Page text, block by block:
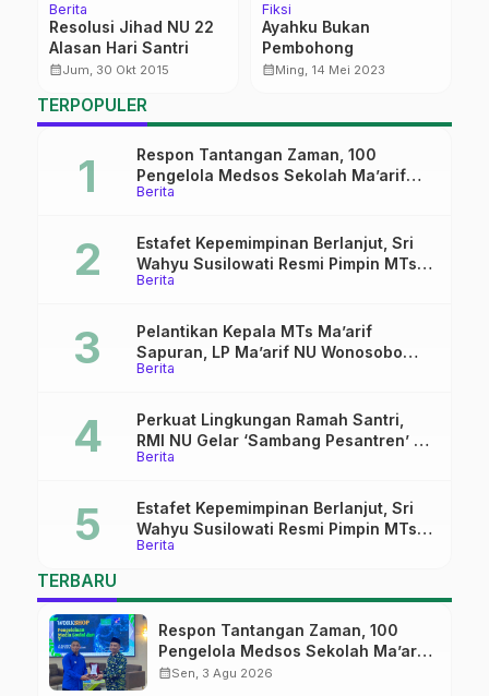
Berita
Resolusi Jihad NU 22
Alasan Hari Santri
calendar_monthJum, 30 Okt 2015
Fiksi
Ayahku Bukan
Pembohong
calendar_monthMing, 14 Mei 2023
TERPOPULER
Berita
Respon Tantangan Zaman, 100
Pengelola Medsos Sekolah Ma’arif
Pekalongan Ikuti Pelatihan Literasi
Berita
Estafet Kepemimpinan Berlanjut, Sri
Wahyu Susilowati Resmi Pimpin MTs
Ma’arif Sapuran
Berita
Pelantikan Kepala MTs Ma’arif
Sapuran, LP Ma’arif NU Wonosobo
Tekankan Lima Amanah
Berita
Perkuat Lingkungan Ramah Santri,
RMI NU Gelar ‘Sambang Pesantren’ di
Pati
Berita
Estafet Kepemimpinan Berlanjut, Sri
Wahyu Susilowati Resmi Pimpin MTs
Ma’arif Sapuran
TERBARU
Respon Tantangan Zaman, 100
Pengelola Medsos Sekolah Ma’arif
Pekalongan Ikuti Pelatihan Literasi
calendar_monthSen, 3 Agu 2026